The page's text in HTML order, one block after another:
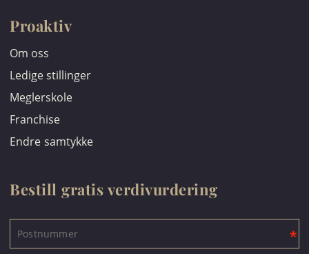
Proaktiv
Om oss
Ledige stillinger
Meglerskole
Franchise
Endre samtykke
Bestill gratis verdivurdering